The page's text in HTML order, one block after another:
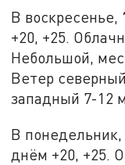
В воскресенье,
+20, +25.
Небольшой,
Ветер
западный 7-12
В понедельник,
днём +20, +25.